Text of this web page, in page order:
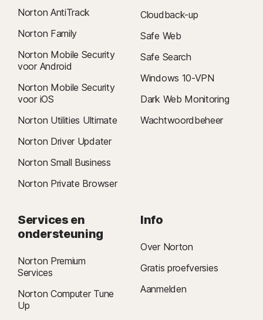
Norton AntiTrack
Norton Family
Norton Mobile Security
voor Android
Norton Mobile Security
voor iOS
Norton Utilities Ultimate
Norton Driver Updater
Norton Small Business
Norton Private Browser
Cloudback-up
Safe Web
Safe Search
Windows 10-VPN
Dark Web Monitoring
Wachtwoordbeheer
Services en
ondersteuning
Norton Premium
Services
Norton Computer Tune
Up
Info
Over Norton
Gratis proefversies
Aanmelden